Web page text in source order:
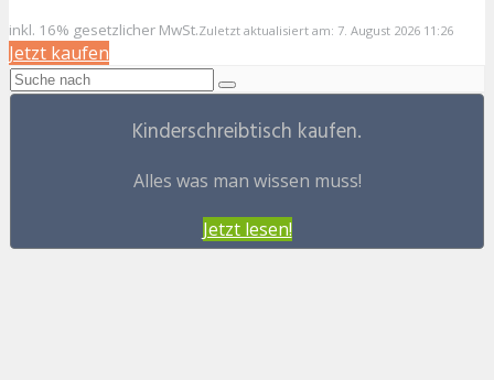
inkl. 16% gesetzlicher MwSt.Zuletzt aktualisiert am: 7. August 2026 11:26
Jetzt kaufen
Kinderschreibtisch kaufen.
Alles was man wissen muss!
Jetzt lesen!